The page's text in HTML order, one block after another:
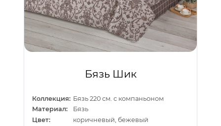
Бязь Шик
Коллекция: Бязь 220 см. с компаньоном
Материал:
Бязь
Цвет:
коричневый, бежевый